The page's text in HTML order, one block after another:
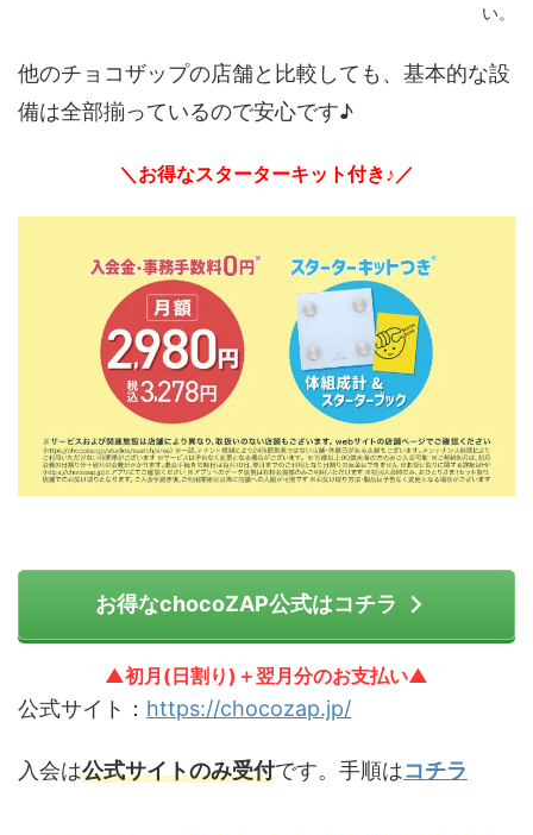
い。
他のチョコザップの店舗と比較しても、基本的な設
備は全部揃っているので安心です♪
＼お得なスターターキット付き♪／
お得なchocoZAP公式はコチラ
▲初月(日割り)＋翌月分のお支払い▲
公式サイト： https://chocozap.jp/
入会は公式サイトのみ受付です。手順はコチラ